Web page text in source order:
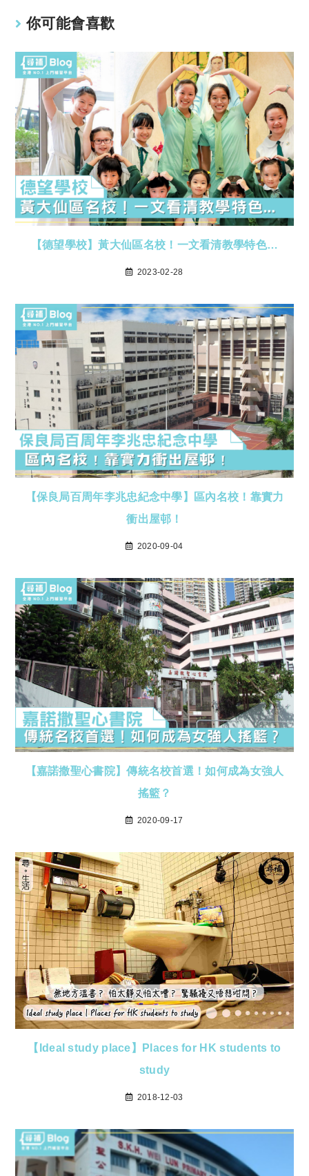
你可能會喜歡
【德望學校】黃大仙區名校！一文看清教學特色…
2023-02-28
【保良局百周年李兆忠紀念中學】區內名校！靠實力
衝出屋邨！
2020-09-04
【嘉諾撒聖心書院】傳統名校首選！如何成為女強人
搖籃？
2020-09-17
【Ideal study place】Places for HK students to
study
2018-12-03